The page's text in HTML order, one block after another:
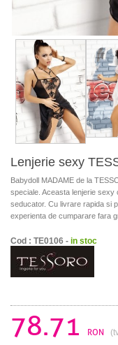
Lenjerie sexy
Babydoll MADAME de la
speciale. Aceasta lenjerie sexy
seducator. Cu livrare rapida si
experienta de cumparare fara
Cod : TE0106 - in stoc
78.71 RON